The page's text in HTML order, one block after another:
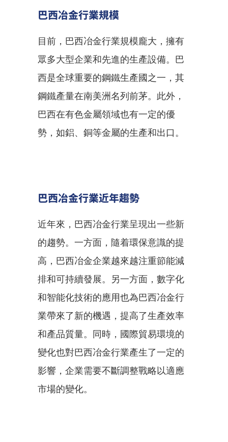
巴西冶金行業規模
目前，巴西冶金行業規模龐大，擁有
眾多大型企業和先進的生產設備。巴
西是全球重要的鋼鐵生產國之一，其
鋼鐵產量在南美洲名列前茅。此外，
巴西在有色金屬領域也有一定的優
勢，如鋁、銅等金屬的生產和出口。
巴西冶金行業近年趨勢
近年來，巴西冶金行業呈現出一些新
的趨勢。一方面，隨着環保意識的提
高，巴西冶金企業越來越注重節能減
排和可持續發展。另一方面，數字化
和智能化技術的應用也為巴西冶金行
業帶來了新的機遇，提高了生產效率
和產品質量。同時，國際貿易環境的
變化也對巴西冶金行業產生了一定的
影響，企業需要不斷調整戰略以適應
市場的變化。